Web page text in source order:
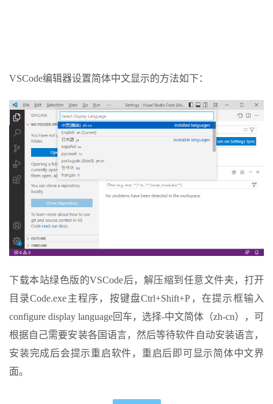
VSCode编辑器设置简体中文显示的方法如下：
下载本站绿色版的VSCode后，解压缩到任意文件夹，打开
目录Code.exe主程序，按键盘Ctrl+Shift+P，在提示框输入
configure display language回车，选择-中文简体（zh-cn），可
根据自己需要安装各国语言，然后等待软件自动安装语言，
安装完成后会提示重启软件，重启后即可显示简体中文界
面。